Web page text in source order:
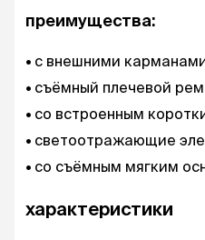
преимущества:
с внешними
съёмный плечевой
со встроенным
светоотражающие
со съёмным мягким
характеристики